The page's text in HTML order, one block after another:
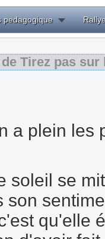
pedagogique
Tirez pas sur
a plein les
soleil se
son
qu'elle